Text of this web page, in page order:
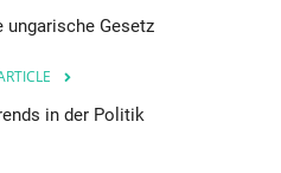
ungarische Gesetz
in der Politik